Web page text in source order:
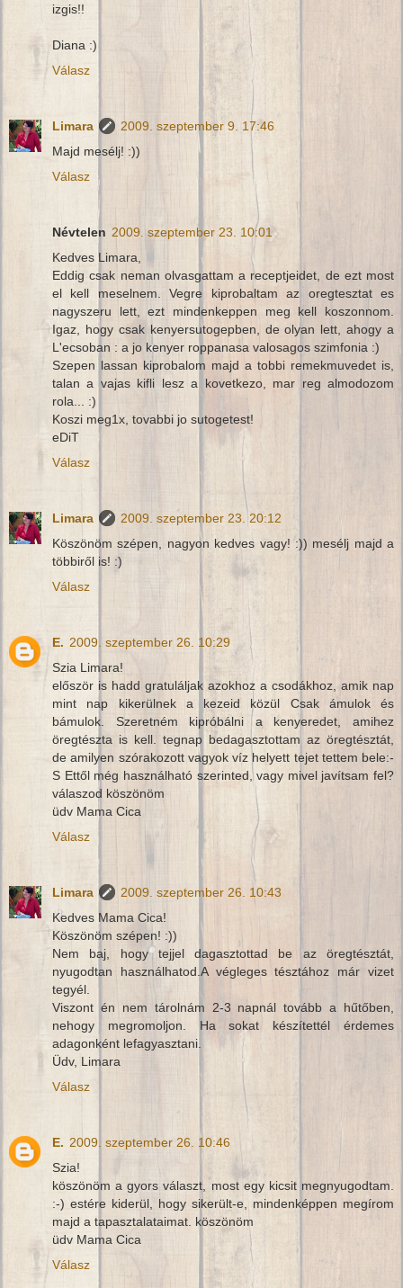
izgis!!
Diana :)
Válasz
Limara
2009. szeptember 9. 17:46
Majd mesélj! :))
Válasz
Névtelen 2009. szeptember 23. 10:01
Kedves Limara,
Eddig csak neman olvasgattam a receptjeidet, de ezt most
el kell meselnem. Vegre kiprobaltam az oregtesztat es
nagyszeru lett, ezt mindenkeppen meg kell koszonnom.
Igaz, hogy csak kenyersutogepben, de olyan lett, ahogy a
L'ecsoban : a jo kenyer roppanasa valosagos szimfonia :)
Szepen lassan kiprobalom majd a tobbi remekmuvedet is,
talan a vajas kifli lesz a kovetkezo, mar reg almodozom
rola... :)
Koszi meg1x, tovabbi jo sutogetest!
eDiT
Válasz
Limara
2009. szeptember 23. 20:12
Köszönöm szépen, nagyon kedves vagy! :)) mesélj majd a
többiről is! :)
Válasz
E. 2009. szeptember 26. 10:29
Szia Limara!
először is hadd gratuláljak azokhoz a csodákhoz, amik nap
mint nap kikerülnek a kezeid közül Csak ámulok és
bámulok. Szeretném kipróbálni a kenyeredet, amihez
öregtészta is kell. tegnap bedagasztottam az öregtésztát,
de amilyen szórakozott vagyok víz helyett tejet tettem bele:-
S Ettől még használható szerinted, vagy mivel javítsam fel?
válaszod köszönöm
üdv Mama Cica
Válasz
Limara
2009. szeptember 26. 10:43
Kedves Mama Cica!
Köszönöm szépen! :))
Nem baj, hogy tejjel dagasztottad be az öregtésztát,
nyugodtan használhatod.A végleges tésztához már vizet
tegyél.
Viszont én nem tárolnám 2-3 napnál tovább a hűtőben,
nehogy megromoljon. Ha sokat készítettél érdemes
adagonként lefagyasztani.
Üdv, Limara
Válasz
E. 2009. szeptember 26. 10:46
Szia!
köszönöm a gyors választ, most egy kicsit megnyugodtam.
:-) estére kiderül, hogy sikerült-e, mindenképpen megírom
majd a tapasztalataimat. köszönöm
üdv Mama Cica
Válasz